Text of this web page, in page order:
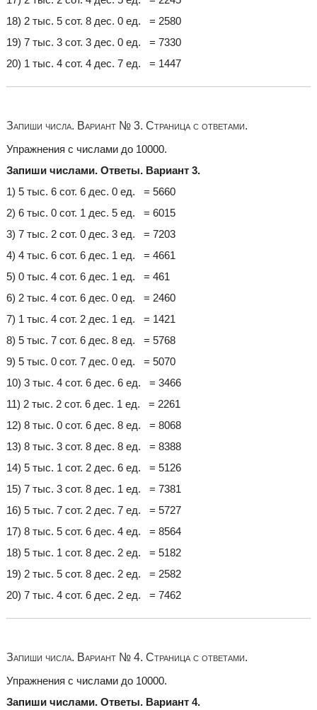
18) 2 тыс. 5 сот. 8 дес. 0 ед. = 2580
19) 7 тыс. 3 сот. 3 дес. 0 ед. = 7330
20) 1 тыс. 4 сот. 4 дес. 7 ед. = 1447
Запиши числа. Вариант № 3. Страница с ответами.
Упражнения с числами до 10000.
Запиши числами. Ответы. Вариант 3.
1) 5 тыс. 6 сот. 6 дес. 0 ед. = 5660
2) 6 тыс. 0 сот. 1 дес. 5 ед. = 6015
3) 7 тыс. 2 сот. 0 дес. 3 ед. = 7203
4) 4 тыс. 6 сот. 6 дес. 1 ед. = 4661
5) 0 тыс. 4 сот. 6 дес. 1 ед. = 461
6) 2 тыс. 4 сот. 6 дес. 0 ед. = 2460
7) 1 тыс. 4 сот. 2 дес. 1 ед. = 1421
8) 5 тыс. 7 сот. 6 дес. 8 ед. = 5768
9) 5 тыс. 0 сот. 7 дес. 0 ед. = 5070
10) 3 тыс. 4 сот. 6 дес. 6 ед. = 3466
11) 2 тыс. 2 сот. 6 дес. 1 ед. = 2261
12) 8 тыс. 0 сот. 6 дес. 8 ед. = 8068
13) 8 тыс. 3 сот. 8 дес. 8 ед. = 8388
14) 5 тыс. 1 сот. 2 дес. 6 ед. = 5126
15) 7 тыс. 3 сот. 8 дес. 1 ед. = 7381
16) 5 тыс. 7 сот. 2 дес. 7 ед. = 5727
17) 8 тыс. 5 сот. 6 дес. 4 ед. = 8564
18) 5 тыс. 1 сот. 8 дес. 2 ед. = 5182
19) 2 тыс. 5 сот. 8 дес. 2 ед. = 2582
20) 7 тыс. 4 сот. 6 дес. 2 ед. = 7462
Запиши числа. Вариант № 4. Страница с ответами.
Упражнения с числами до 10000.
Запиши числами. Ответы. Вариант 4.